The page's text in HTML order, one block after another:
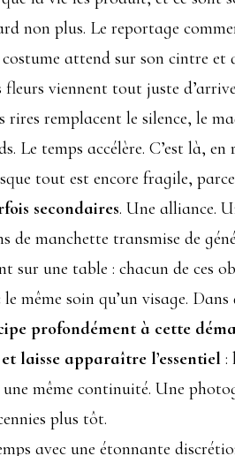
non plus. Le reportage
attend sur son cintre et
viennent tout juste
remplacent le silence, le
Le temps accélère. C’est là, en
tout est encore fragile,
secondaires. Une alliance.
de manchette transmise de
sur une table : chacun de ces
soin qu’un visage.
profondément à cette
laisse apparaître l’essentiel :
même continuité. Une
plus tôt.
avec une étonnante